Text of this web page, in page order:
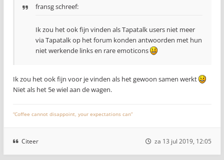
fransg schreef:
Ik zou het ook fijn vinden als Tapatalk users niet meer
via Tapatalk op het forum konden antwoorden met hun
niet werkende links en rare emoticons
Ik zou het ook fijn voor je vinden als het gewoon samen werkt
Niet als het 5e wiel aan de wagen.
“Coffee cannot disappoint, your expectations can”
Citeer za 13 jul 2019, 12:05